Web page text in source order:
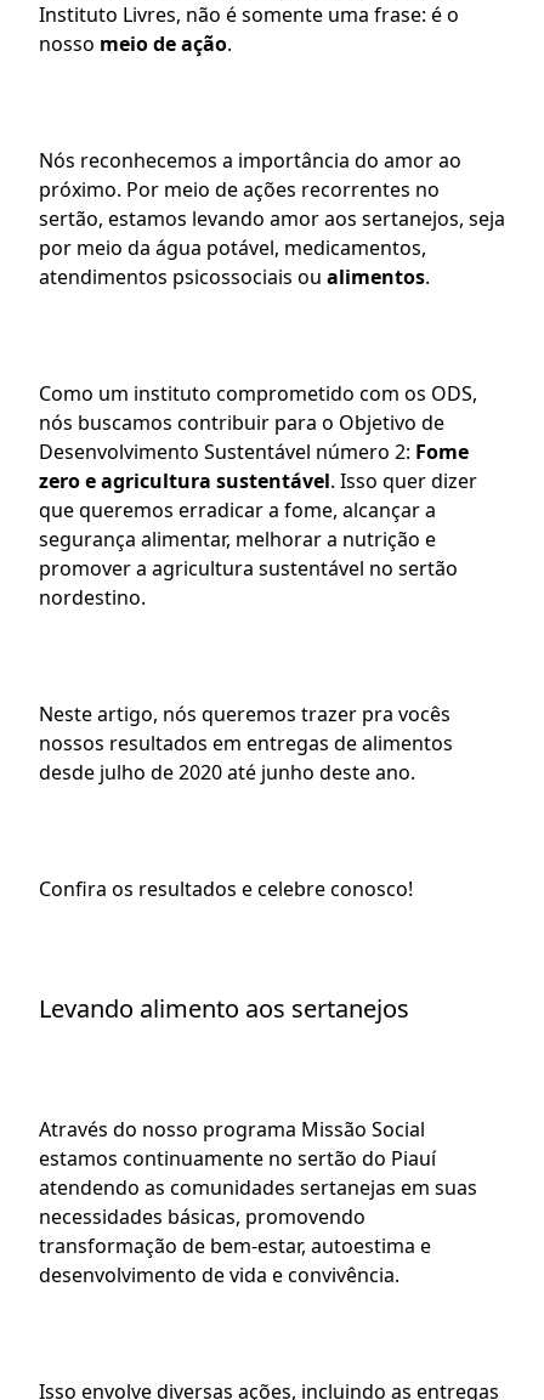
Instituto Livres, não é somente uma frase: é o
nosso meio de ação.
Nós reconhecemos a importância do amor ao
próximo. Por meio de ações recorrentes no
sertão, estamos levando amor aos sertanejos, seja
por meio da água potável, medicamentos,
atendimentos psicossociais ou alimentos.
Como um instituto comprometido com os ODS,
nós buscamos contribuir para o Objetivo de
Desenvolvimento Sustentável número 2: Fome
zero e agricultura sustentável. Isso quer dizer
que queremos erradicar a fome, alcançar a
segurança alimentar, melhorar a nutrição e
promover a agricultura sustentável no sertão
nordestino.
Neste artigo, nós queremos trazer pra vocês
nossos resultados em entregas de alimentos
desde julho de 2020 até junho deste ano.
Confira os resultados e celebre conosco!
Levando alimento aos sertanejos
Através do nosso programa Missão Social
estamos continuamente no sertão do Piauí
atendendo as comunidades sertanejas em suas
necessidades básicas, promovendo
transformação de bem-estar, autoestima e
desenvolvimento de vida e convivência.
Isso envolve diversas ações, incluindo as entregas